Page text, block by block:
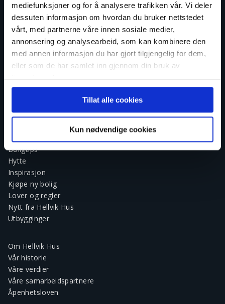
mediefunksjoner og for å analysere trafikken vår. Vi deler
dessuten informasjon om hvordan du bruker nettstedet
vårt, med partnerne våre innen sosiale medier,
annonsering og analysearbeid, som kan kombinere den
med annen informasjon du har gjort tilgjengelig for dem,
eller som de har samlet inn gjennom din bruk av
Tillat alle cookies
Kun nødvendige cookies
post@hellvikhus.no
51 46 16 00
Jærveien 1250, 4375 Hellvik
Artikler
Boligtips
Hytte
Inspirasjon
Kjøpe ny bolig
Lover og regler
Nytt fra Hellvik Hus
Utbygginger
Om Hellvik Hus
Vår historie
Våre verdier
Våre samarbeidspartnere
Åpenhetsloven